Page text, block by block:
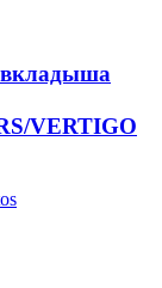
вкладыша
VERTIGO